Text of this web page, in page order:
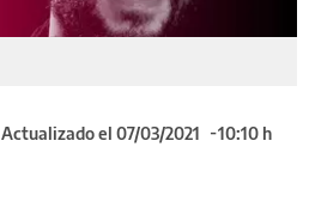
Actualizado el 07/03/2021
10:10 h